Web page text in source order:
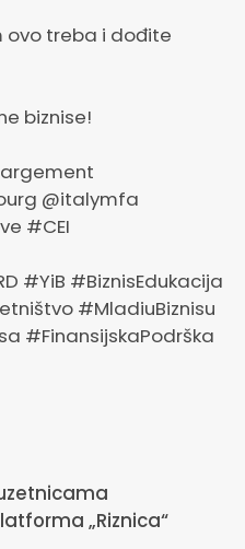
ovo treba i dođite
biznise!
@italymfa
#CEI
#YiB #BiznisEdukacija
#MladiuBiznisu
#FinansijskaPodrška
„Riznica“